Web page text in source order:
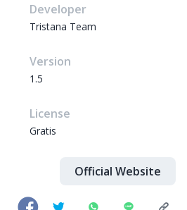
Developer
Tristana Team
Version
1.5
License
Gratis
Official Website